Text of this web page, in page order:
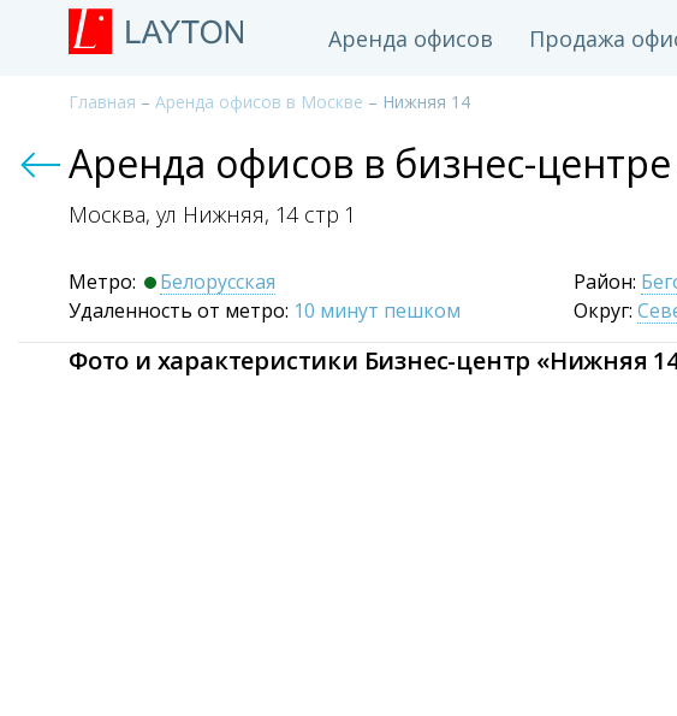
Аренда офисов Продажа
Главная – Аренда офисов в Москве – Нижняя 14
Аренда офисов в бизнес-
Москва, ул Нижняя, 14 стр 1
Метро:
Белорусская
Удаленность от метро: 10 минут пешком
Район:
Округ:
Фото и характеристики Бизнес-центр «Нижняя